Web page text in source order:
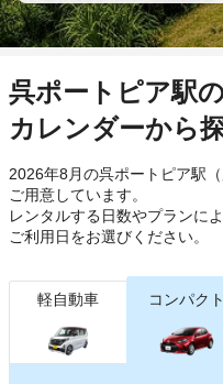
呉ポートピア駅
カレンダーから
2026年8月の呉ポートピア駅
ご用意しています。
レンタルする日数やプランに
ご利用日をお選びください。
軽自動車 コンパクト